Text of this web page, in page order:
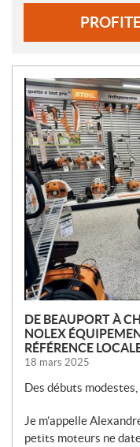
N
O
U
V
E
L
L
E
S
DE BEAUPORT À
NOLEX
RÉFÉRENCE
18 mars 2025
Des débuts
Je m’appelle
petits moteurs ne